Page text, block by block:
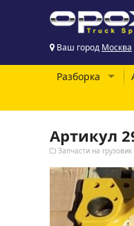
Ваш город Москва
Разборка
Артикул
Запчасти на грузовик